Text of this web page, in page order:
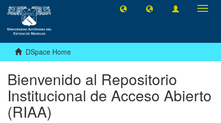
DSpace Home
Bienvenido al Repositorio
Institucional de Acceso Abierto
(RIAA)